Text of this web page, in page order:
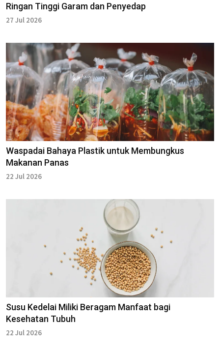
Ringan Tinggi Garam dan Penyedap
27 Jul 2026
Waspadai Bahaya Plastik untuk Membungkus
Makanan Panas
22 Jul 2026
Susu Kedelai Miliki Beragam Manfaat bagi
Kesehatan Tubuh
22 Jul 2026